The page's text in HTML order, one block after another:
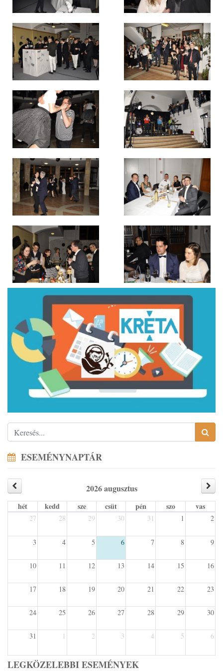
ESEMÉNYNAPTÁR
2026 augusztus
hét kedd sze csüt pén szo vas
27 28 29 30 31 1 2
3 4 5 6 7 8 9
10 11 12 13 14 15 16
17 18 19 20 21 22 23
24 25 26 27 28 29 30
31 1 2 3 4 5 6
LEGKÖZELEBBI ESEMÉNYEK